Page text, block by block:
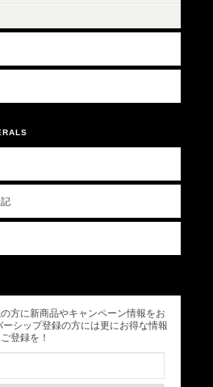
方に新商品やキャンペーン情報をお
ーシップ登録の方には更にお得な情報
登録を！